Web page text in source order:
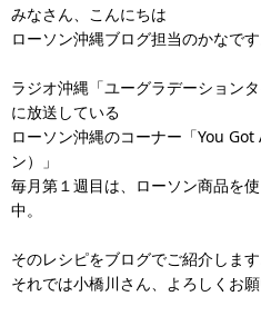
みなさん、こんにちは
ローソン沖縄ブログ担当のかなです
ラジオ沖縄「ユーグラデーション
に放送している
ローソン沖縄のコーナー「You
ン）」
毎月第１週目は、ローソン商品を
中。
そのレシピをブログでご紹介しま
それでは小橋川さん、よろしくお願